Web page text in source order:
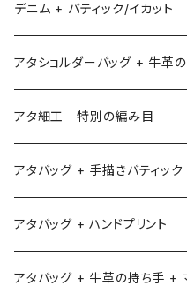
デニム + バティック/イカット
アタショルダーバッグ + 牛革
アタ細工 特別の編み目
アタバッグ + 手描きバティック
アタバッグ + ハンドプリント
アタバッグ + 牛革の持ち手 +